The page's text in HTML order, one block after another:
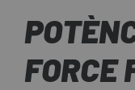
FORCE